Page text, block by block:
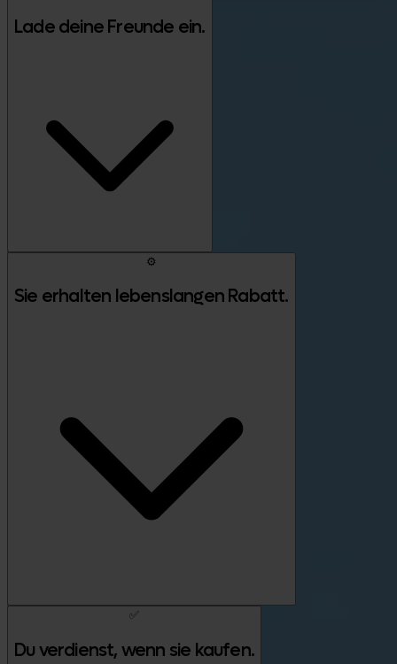
Lade deine Freunde ein.
⚙️
Sie erhalten lebenslangen Rabatt.
✅
Du verdienst, wenn sie kaufen.